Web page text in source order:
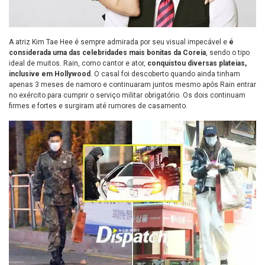
A atriz Kim Tae Hee é sempre admirada por seu visual impecável e é
considerada uma das celebridades mais bonitas da Coreia, sendo o tipo
ideal de muitos. Rain, como cantor e ator, conquistou diversas plateias,
inclusive em Hollywood . O casal foi descoberto quando ainda tinham
apenas 3 meses de namoro e continuaram juntos mesmo após Rain entrar
no exército para cumprir o serviço militar obrigatório. Os dois continuam
firmes e fortes e surgiram até rumores de casamento.